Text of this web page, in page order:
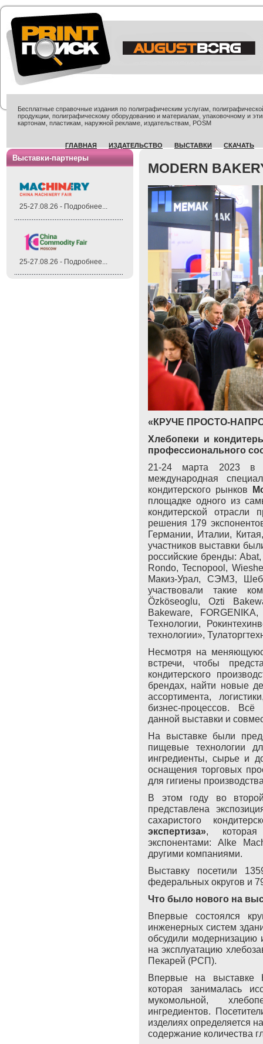
Бесплатные справочные издания по полиграфическим услугам,
продукции, полиграфическому оборудованию и материалам, упаковочному и
картонам, пластикам, наружной рекламе, издательствам, POSM
ГЛАВНАЯ ИЗДАТЕЛЬСТВО ВЫСТАВКИ СКАЧАТЬ
Выставки-партнеры
25-27.08.26 - Подробнее...
25-27.08.26 - Подробнее...
MODERN
«КРУЧЕ ПРОСТО-
Хлебопеки и
профессионального
21-24 марта 2023 в
международная
кондитерского рынков
площадке одного из
кондитерской отрасли
решения 179
Германии, Италии,
участников выставки
российские бренды:
Rondo, Tecnopool,
Макиз-Урал, СЭМЗ,
участвовали такие
Özköseoglu, Ozti
Bakeware,
Технологии,
технологии»,
Несмотря на
встречи, чтобы
кондитерского
брендах, найти новые
ассортимента,
бизнес-процессов.
данной выставки и
На выставке были
пищевые технологии
ингредиенты, сырье и
оснащения торговых
для гигиены
В этом году во
представлена
сахаристого
экспертиза» ,
экспонентами: Alke
другими компаниями.
Выставку посетили
федеральных округов и
Что было нового на
Впервые состоялся
инженерных систем
обсудили модернизацию
на эксплуатацию
Пекарей (РСП).
Впервые на выставке
которая занималась
мукомольной,
ингредиентов.
изделиях определяется
содержание количества